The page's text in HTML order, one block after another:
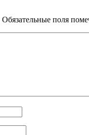
Обязательные поля